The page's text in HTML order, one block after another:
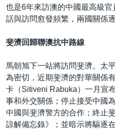
也是6年來訪澳的中國最高級
話與訪問愈發頻繁，兩國關係
斐濟回歸聯澳抗中路線
馬朝旭下一站將訪問斐濟。太
為密切，近期斐濟的對華關係
卡（Sitiveni Rabuka）一月宣
事和外交關係；停止接受中國
中國與斐濟警方的合作；終止
諒解備忘錄》；並暗示將驅逐